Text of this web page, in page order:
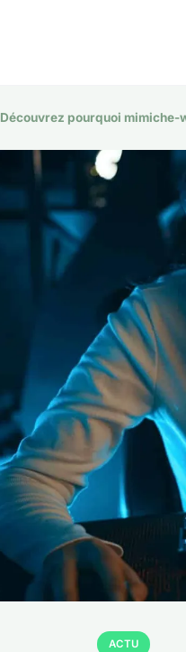
Découvrez pourquoi
ACTU